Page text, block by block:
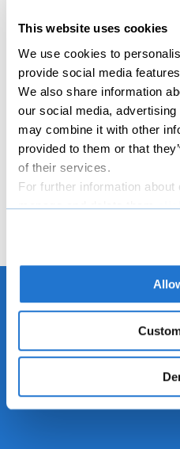
This website uses cookies
We use cookies to
provide social media
We also share information
our social media,
may combine it with other
provided to them or that
of their services.
For further information
manage and delete them
competenze, sistemi di
• ottenimento di certificazioni
• servizi di analisi di Life
La compilazione e la
possibile dalle 12.00 dell’11
gennaio 2025.
file_download Scheda sintetica bando